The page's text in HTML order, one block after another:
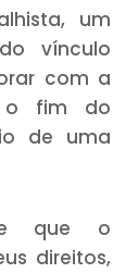
um
vínculo
com a
o fim do
de uma
que o
direitos,